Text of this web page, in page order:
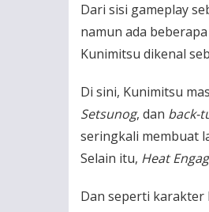
Dari sisi gameplay
namun ada
Kunimitsu dikenal
Di sini, Kunimitsu
Setsunog, dan back-
seringkali membuat
Selain itu, Heat
Dan seperti karakter